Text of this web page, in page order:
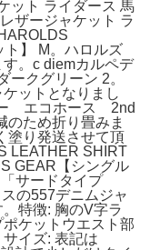
ット ライダース 馬
ザージャケット ラ
】 M。ハロルズ
。c diemカルペデ
ークグリーン 2。
ットとなりまし
ー エコホース 2nd
のため折り畳みま
塗り発送させて頂
LEATHER SHIRT
GEAR【シングル
サードタイプ
の557デニムジャ
特徴: 胸のV字ラ
ケットウエスト部
イズ: 表記は